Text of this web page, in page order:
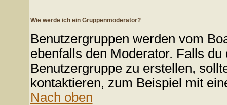
Wie werde ich ein Gruppenmoderator?
Benutzergruppen werden vom
ebenfalls den Moderator. Falls
Benutzergruppe zu erstellen,
kontaktieren, zum Beispiel mit
Nach oben